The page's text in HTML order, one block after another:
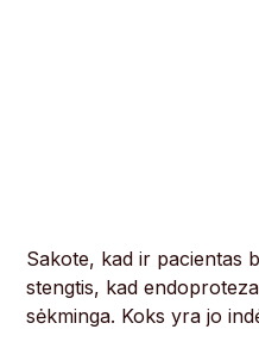
Sakote, kad ir pacientas
stengtis, kad
sėkminga. Koks yra jo